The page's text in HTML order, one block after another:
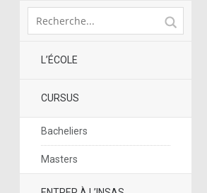
L’ÉCOLE
CURSUS
Bacheliers
Masters